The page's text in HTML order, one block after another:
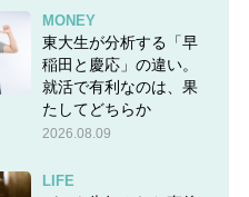
MONEY
東大生が分析する「早
稲田と慶応」の違い。
就活で有利なのは、果
たしてどちらか
2026.08.09
LIFE